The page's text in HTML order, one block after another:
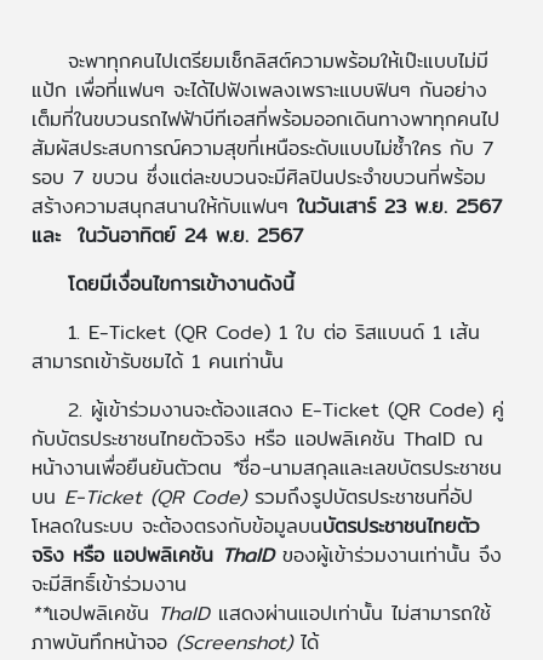
จะพาทุกคนไปเตรียมเช็กลิสต์ความพร้อมให้เป๊ะแบบไม่มี
แป้ก เพื่อที่แฟนๆ จะได้ไปฟังเพลงเพราะแบบฟินๆ กันอย่าง
เต็มที่ในขบวนรถไฟฟ้าบีทีเอสที่พร้อมออกเดินทางพาทุกคนไป
สัมผัสประสบการณ์ความสุขที่เหนือระดับแบบไม่ซ้ำใคร กับ 7
รอบ 7 ขบวน ซึ่งแต่ละขบวนจะมีศิลปินประจำขบวนที่พร้อม
สร้างความสนุกสนานให้กับแฟนๆ ในวันเสาร์ 23 พ.ย. 2567
และ ในวันอาทิตย์ 24 พ.ย. 2567
โดยมีเงื่อนไขการเข้างานดังนี้
1. E-Ticket (QR Code) 1 ใบ ต่อ ริสแบนด์ 1 เส้น
สามารถเข้ารับชมได้ 1 คนเท่านั้น
2. ผู้เข้าร่วมงานจะต้องแสดง E-Ticket (QR Code) คู่
กับบัตรประชาชนไทยตัวจริง หรือ แอปพลิเคชัน ThaID ณ
หน้างานเพื่อยืนยันตัวตน *ชื่อ-นามสกุลและเลขบัตรประชาชน
บน E-Ticket (QR Code) รวมถึงรูปบัตรประชาชนที่อัป
โหลดในระบบ จะต้องตรงกับข้อมูลบนบัตรประชาชนไทยตัว
จริง หรือ แอปพลิเคชันThaID ของผู้เข้าร่วมงานเท่านั้น จึง
จะมีสิทธิ์เข้าร่วมงาน
**แอปพลิเคชัน ThaID แสดงผ่านแอปเท่านั้น ไม่สามารถใช้
ภาพบันทึกหน้าจอ(Screenshot) ได้